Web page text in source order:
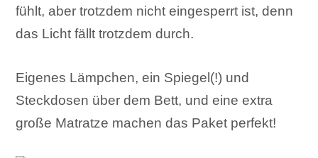
fühlt, aber trotzdem nicht eingesperrt ist, denn
das Licht fällt trotzdem durch.
Eigenes Lämpchen, ein Spiegel(!) und
Steckdosen über dem Bett, und eine extra
große Matratze machen das Paket perfekt!